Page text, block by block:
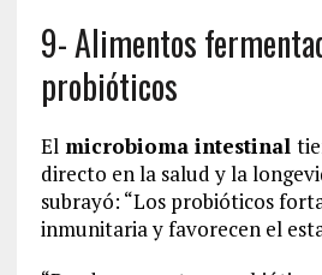
9- Alimentos
probióticos
Elmicrobioma intestinal
directo en la salud y la
subrayó: “Los probióticos
inmunitaria y favorecen el